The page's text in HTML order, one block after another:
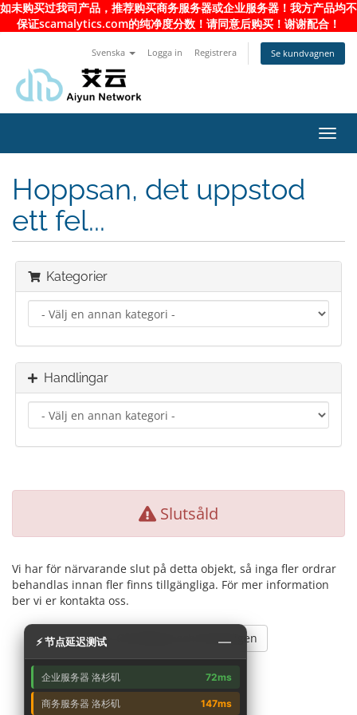
如未购买过我司产品，推荐购买商务服务器或企业服务器！我方产品均不
保证scamalytics.com的纯净度分数！请同意后购买！谢谢配合！
Svenska Logga in Registrera Se kundvagnen
Hoppsan, det uppstod
ett fel...
Kategorier
Handlingar
Slutsåld
Vi har för närvarande slut på detta objekt, så inga fler ordrar
behandlas innan fler finns tillgängliga. För mer information
ber vi er kontakta oss.
Gå tillbaka och försök igen
⚡ 节点延迟测试 —
企业服务器 洛杉矶 72ms
商务服务器 洛杉矶 147ms